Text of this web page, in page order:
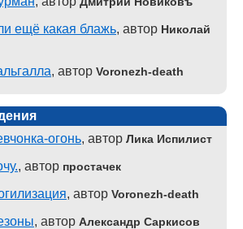
ещё какая блажь, автор Николай
, автор Voronezh-death
огонь, автор Лика Испилист
, автор простачек
, автор Voronezh-death
, автор Александр Саркисов